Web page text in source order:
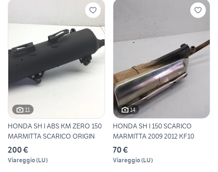
11
HONDA SH I ABS KM ZERO 150
MARMITTA SCARICO ORIGIN
200 €
Viareggio(LU)
14
HONDA SH I 150 SCARICO
MARMITTA 2009 2012 KF10
70 €
Viareggio(LU)